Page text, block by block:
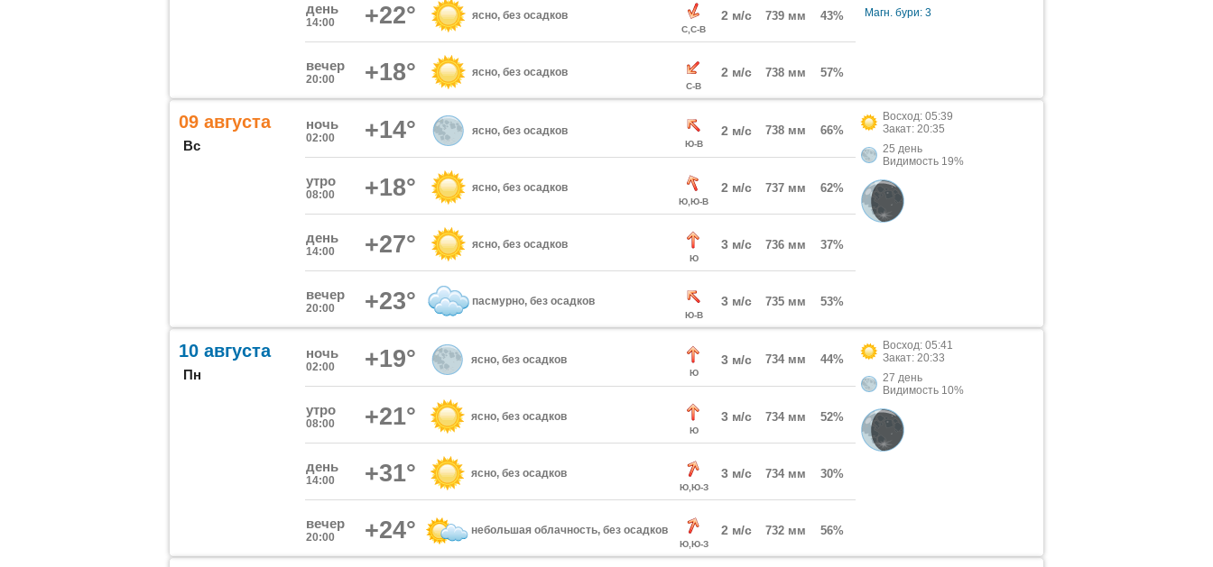
день
14:00 +22° ясно, без осадков
С,С-В
2 м/с 739 мм 43%
вечер
20:00 +18° ясно, без осадков
С-В
2 м/с 738 мм 57%
Магн. бури: 3
09 августа
Вс
ночь
02:00 +14° ясно, без осадков
Ю-В
2 м/с 738 мм 66%
утро
08:00 +18° ясно, без осадков
Ю,Ю-В
2 м/с 737 мм 62%
день
14:00 +27° ясно, без осадков
Ю
3 м/с 736 мм 37%
вечер
20:00 +23° пасмурно, без осадков
Ю-В
3 м/с 735 мм 53%
Восход: 05:39
Закат: 20:35
25 день
Видимость 19%
10 августа
Пн
ночь
02:00 +19° ясно, без осадков
Ю
3 м/с 734 мм 44%
утро
08:00 +21° ясно, без осадков
Ю
3 м/с 734 мм 52%
день
14:00 +31° ясно, без осадков
Ю,Ю-З
3 м/с 734 мм 30%
вечер
20:00 +24° небольшая облачность, без осадков
Ю,Ю-З
2 м/с 732 мм 56%
Восход: 05:41
Закат: 20:33
27 день
Видимость 10%